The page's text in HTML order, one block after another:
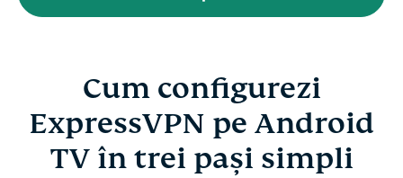
Cum configurezi
ExpressVPN pe Android
TV în trei pași simpli